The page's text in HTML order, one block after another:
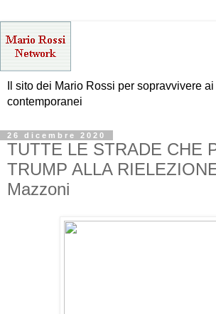
Il sito dei Mario Rossi per sopravvivere
contemporanei
26 dicembre 2020
TUTTE LE STRADE CHE
TRUMP ALLA
Mazzoni